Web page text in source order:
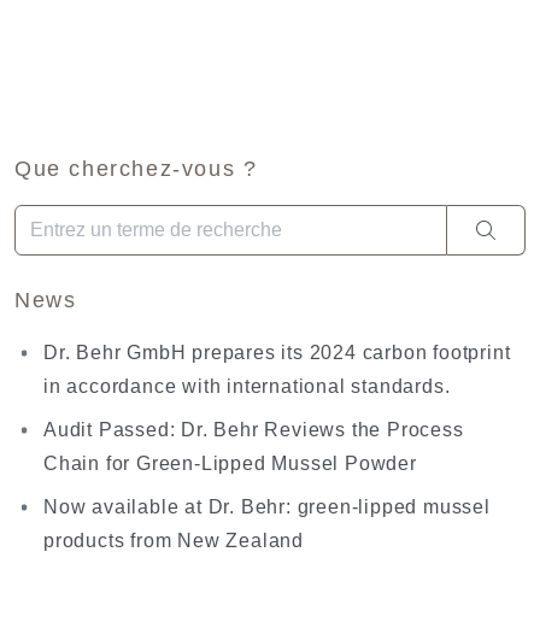
Que cherchez-vous ?
Quand les résultats de l'auto-complétion sont disponibles,
News
Dr. Behr GmbH prepares its 2024 carbon footprint
in accordance with international standards.
Audit Passed: Dr. Behr Reviews the Process
Chain for Green-Lipped Mussel Powder
Now available at Dr. Behr: green-lipped mussel
products from New Zealand